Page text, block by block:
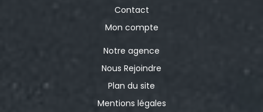
Contact
Mon compte
Notre agence
Nous Rejoindre
Plan du site
Mentions légales